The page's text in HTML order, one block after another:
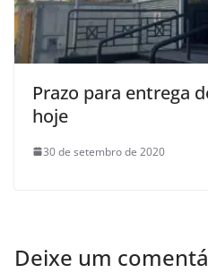
Prazo para entrega
hoje
30 de setembro de 2020
Deixe um